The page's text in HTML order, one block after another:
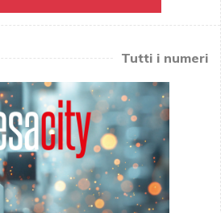
Tutti i numeri